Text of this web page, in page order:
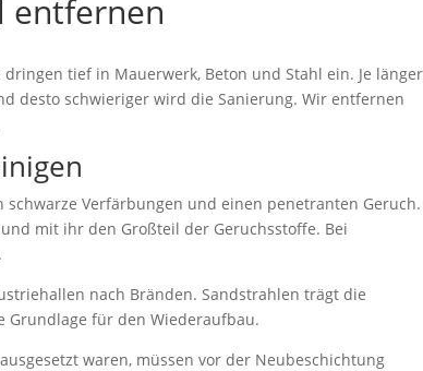
entfernen
dringen tief in Mauerwerk, Beton und Stahl ein. Je
desto schwieriger wird die Sanierung. Wir entfernen
schwarze Verfärbungen und einen penetranten Geruch.
mit ihr den Großteil der Geruchsstoffe. Bei
nach Bränden. Sandstrahlen trägt die
Grundlage für den Wiederaufbau.
waren, müssen vor der Neubeschichtung